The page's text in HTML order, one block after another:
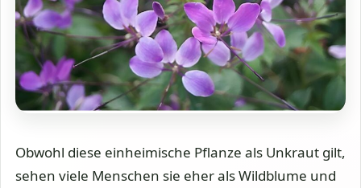
Obwohl diese einheimische Pflanze als Unkraut gilt,
sehen viele Menschen sie eher als Wildblume und